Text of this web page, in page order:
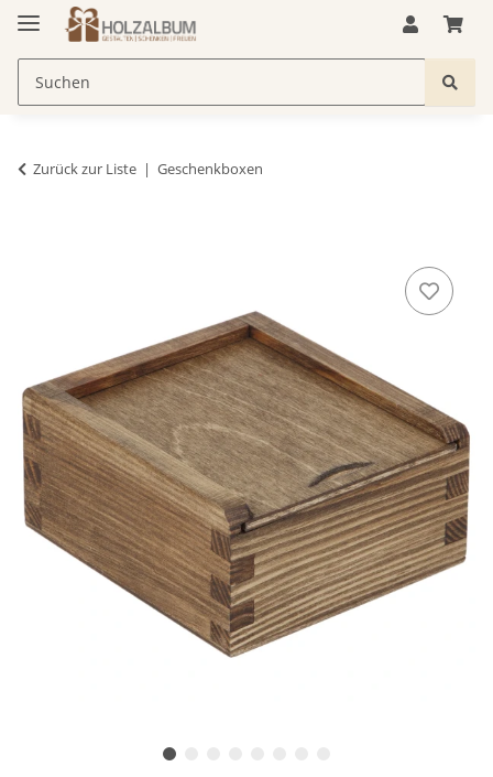
Zurück zur Liste Geschenkboxen